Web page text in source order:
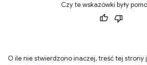
Czy te wskazówki były
O ile nie stwierdzono inaczej, treść tej strony